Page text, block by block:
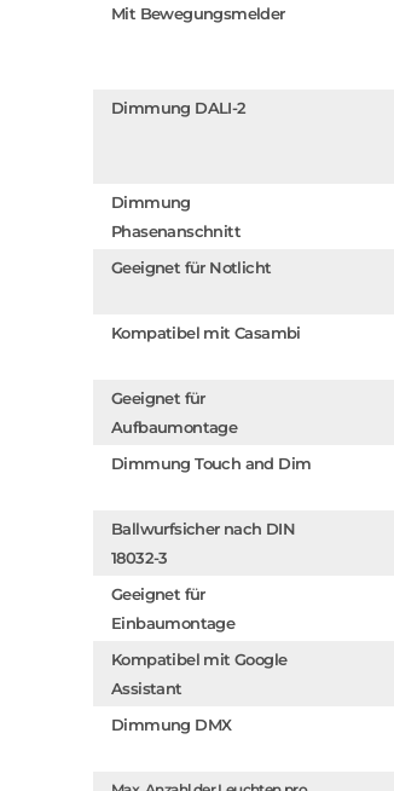
Mit Bewegungsmelder
Dimmung DALI-2
Dimmung
Phasenanschnitt
Geeignet für Notlicht
Kompatibel mit Casambi
Geeignet für
Aufbaumontage
Dimmung Touch and Dim
Ballwurfsicher nach DIN
18032-3
Geeignet für
Einbaumontage
Kompatibel mit Google
Assistant
Dimmung DMX